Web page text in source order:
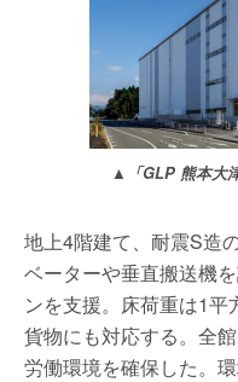
▲「GLP 熊本大
地上4階建て、耐震S造
ベーターや垂直搬送機
ンを支援。床荷重は1
貨物にも対応する。全
労働環境を確保した。